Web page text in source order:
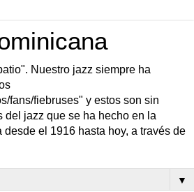
Nuestro jazz siempre ha
fans/fiebruses" y estos son sin
del jazz que se ha hecho en la
el 1916 hasta hoy, a través de
▼